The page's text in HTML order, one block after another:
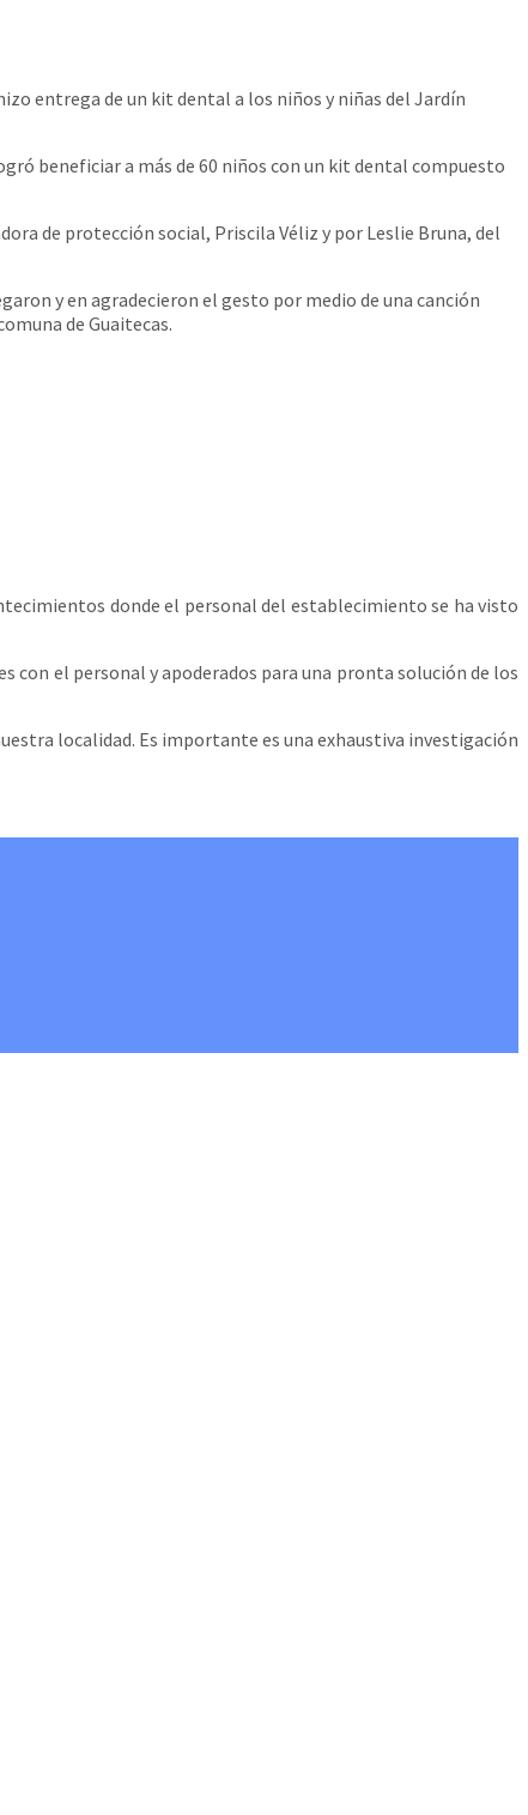
entrega de un kit dental a los niños y niñas del Jardín
beneficiar a más de 60 niños con un kit dental compuesto
de protección social, Priscila Véliz y por Leslie Bruna, del
y en agradecieron el gesto por medio de una canción
de Guaitecas.
donde el personal del establecimiento se ha visto
con el personal y apoderados para una pronta solución de los
localidad. Es importante es una exhaustiva investigación